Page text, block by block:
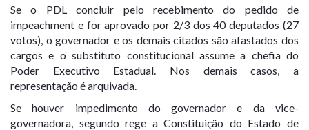
Se o PDL concluir pelo recebimento do pedido de
impeachment e for aprovado por 2/3 dos 40 deputados (27
votos), o governador e os demais citados são afastados dos
cargos e o substituto constitucional assume a chefia do
Poder Executivo Estadual. Nos demais casos, a
representação é arquivada.
Se houver impedimento do governador e da vice-
governadora, segundo rege a Constituição do Estado de